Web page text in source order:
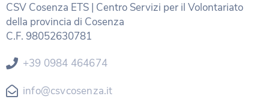
CSV Cosenza ETS | Centro Servizi per il Volontariato
della provincia di Cosenza
C.F. 98052630781
+39 0984 464674
info@csvcosenza.it